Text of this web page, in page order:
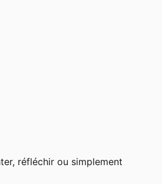
réfléchir ou simplement